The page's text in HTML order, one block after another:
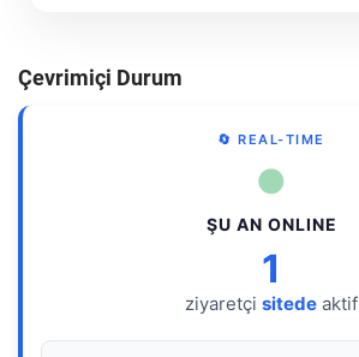
Çevrimiçi Durum
🔄 REAL-TIME
●
ŞU AN ONLINE
1
ziyaretçi sitede aktif